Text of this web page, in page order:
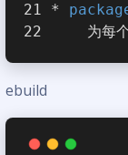
*
为每
ebuild